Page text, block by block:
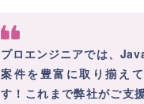
プロエンジニアでは、
案件を豊富に取り揃え
す！これまで弊社がご支